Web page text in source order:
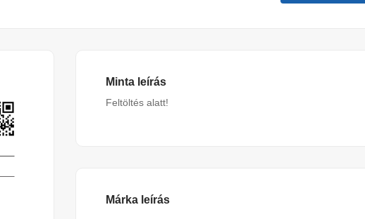
Minta leírás
Feltöltés alatt!
Márka leírás